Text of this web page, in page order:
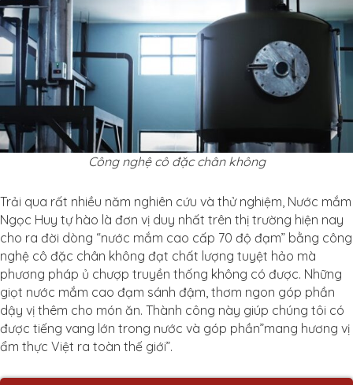
Công nghệ cô đặc chân không
Trải qua rất nhiều năm nghiên cứu và thử nghiệm, Nước mắm
Ngọc Huy tự hào là đơn vị duy nhất trên thị trường hiện nay
cho ra đời dòng “nước mắm cao cấp 70 độ đạm” bằng công
nghệ cô đặc chân không đạt chất lượng tuyệt hảo mà
phương pháp ủ chượp truyền thống không có được. Những
giọt nước mắm cao đạm sánh đậm, thơm ngon góp phần
dậy vị thêm cho món ăn. Thành công này giúp chúng tôi có
được tiếng vang lớn trong nước và góp phần”mang hương vị
ẩm thực Việt ra toàn thế giới”.